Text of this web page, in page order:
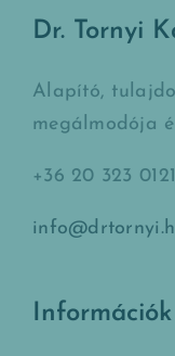
Dr. Tornyi
Alapító,
megálmodója
+36 20 323 0121
Információk